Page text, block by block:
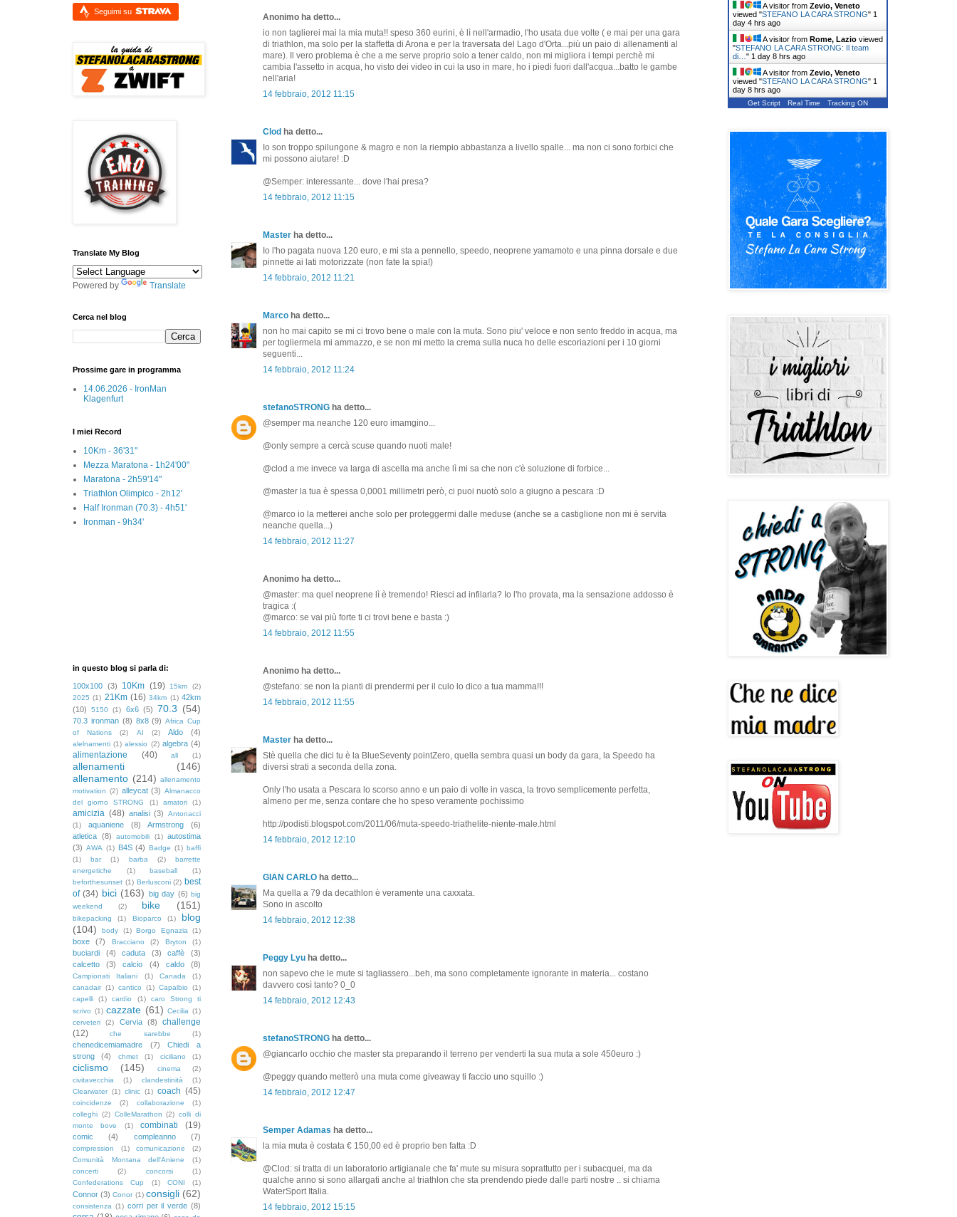
Anonimo ha detto...
io non taglierei mai la mia muta!! speso 360 eurini, è lì nell'armadio, l'ho usata due volte ( e mai per una gara
di triathlon, ma solo per la staffetta di Arona e per la traversata del Lago d'Orta...più un paio di allenamenti al
mare). Il vero problema è che a me serve proprio solo a tener caldo, non mi migliora i tempi perchè mi
cambia l'assetto in acqua, ho visto dei video in cui la uso in mare, ho i piedi fuori dall'acqua...batto le gambe
nell'aria!
14 febbraio, 2012 11:15
Clod ha detto...
Io son troppo spilungone & magro e non la riempio abbastanza a livello spalle... ma non ci sono forbici che
mi possono aiutare! :D
@Semper: interessante... dove l'hai presa?
14 febbraio, 2012 11:15
Master ha detto...
Io l'ho pagata nuova 120 euro, e mi sta a pennello, speedo, neoprene yamamoto e una pinna dorsale e due
pinnette ai lati motorizzate (non fate la spia!)
14 febbraio, 2012 11:21
Marco ha detto...
non ho mai capito se mi ci trovo bene o male con la muta. Sono piu' veloce e non sento freddo in acqua, ma
per togliermela mi ammazzo, e se non mi metto la crema sulla nuca ho delle escoriazioni per i 10 giorni
seguenti...
14 febbraio, 2012 11:24
stefanoSTRONG ha detto...
@semper ma neanche 120 euro imamgino...
@only sempre a cercà scuse quando nuoti male!
@clod a me invece va larga di ascella ma anche lì mi sa che non c'è soluzione di forbice...
@master la tua è spessa 0,0001 millimetri però, ci puoi nuotò solo a giugno a pescara :D
@marco io la metterei anche solo per proteggermi dalle meduse (anche se a castiglione non mi è servita
neanche quella...)
14 febbraio, 2012 11:27
Anonimo ha detto...
@master: ma quel neoprene lì è tremendo! Riesci ad infilarla? Io l'ho provata, ma la sensazione addosso è
tragica :(
@marco: se vai più forte ti ci trovi bene e basta :)
14 febbraio, 2012 11:55
Anonimo ha detto...
@stefano: se non la pianti di prendermi per il culo lo dico a tua mamma!!!
14 febbraio, 2012 11:55
Master ha detto...
Stè quella che dici tu è la BlueSeventy pointZero, quella sembra quasi un body da gara, la Speedo ha
diversi strati a seconda della zona.
Only l'ho usata a Pescara lo scorso anno e un paio di volte in vasca, la trovo semplicemente perfetta,
almeno per me, senza contare che ho speso veramente pochissimo
http://podisti.blogspot.com/2011/06/muta-speedo-triathelite-niente-male.html
14 febbraio, 2012 12:10
GIAN CARLO ha detto...
Ma quella a 79 da decathlon è veramente una caxxata.
Sono in ascolto
14 febbraio, 2012 12:38
Peggy Lyu ha detto...
non sapevo che le mute si tagliassero...beh, ma sono completamente ignorante in materia... costano
davvero così tanto? 0_0
14 febbraio, 2012 12:43
stefanoSTRONG ha detto...
@giancarlo occhio che master sta preparando il terreno per venderti la sua muta a sole 450euro :)
@peggy quando metterò una muta come giveaway ti faccio uno squillo :)
14 febbraio, 2012 12:47
Semper Adamas ha detto...
la mia muta è costata € 150,00 ed è proprio ben fatta :D
@Clod: si tratta di un laboratorio artigianale che fa' mute su misura soprattutto per i subacquei, ma da
qualche anno si sono allargati anche al triathlon che sta prendendo piede dalle parti nostre .. si chiama
WaterSport Italia.
14 febbraio, 2012 15:15
Seguimi su
Translate My Blog
Powered by Translate
Cerca nel blog
Prossime gare in programma
14.06.2026 - IronMan
Klagenfurt
I miei Record
10Km - 36'31"
Mezza Maratona - 1h24'00"
Maratona - 2h59'14"
Triathlon Olimpico - 2h12'
Half Ironman (70.3) - 4h51'
Ironman - 9h34'
in questo blog si parla di:
100x100 (3) 10Km (19) 15km
(2)
2025 (1) 21Km (16) 34km (1) 42km
(10)
5150 (1) 6x6 (5) 70.3 (54)
70.3 ironman (8) 8x8 (9) Africa Cup
of Nations
(2) AI (2) Aldo (4)
alelnamenti (1) alessio (2) algebra (4)
alimentazione (40) all (1)
allenamenti
(146)
allenamento (214) allenamento
motivation (2) alleycat (3) Almanacco
del giorno STRONG
(1) amatori (1)
amicizia (48) analisi (3)
Antonacci
(1)
aquaniene (8) Armstrong
(6)
atletica (8) automobili (1) autostima
(3) AWA (1) B4S (4) Badge (1) baffi
(1)
bar (1) barba (2)
barrette
energetiche
(1) baseball
(1)
beforthesunset (1) Berlusconi (2) best
of (34) bici (163) big day (6) big
weekend
(2) bike (151)
bikepacking (1) Bioparco (1)
blog
(104)
body (1) Borgo Egnazia (1)
boxe (7) Bracciano (2) Bryton (1)
buciardi (4) caduta (3) caffè
(3)
calcetto
(3) calcio (4) caldo (8)
Campionati Italiani (1) Canada
(1)
canadair (1) cantico (1) Capalbio
(1)
capelli
(1) cardio (1)
caro Strong ti
scrivo (1) cazzate (61) Cecilia (1)
cerveteri
(2) Cervia (8)
challenge
(12)
che sarebbe (1)
chenedicemiamadre (7)
Chiedi a
strong
(4) chmet (1) ciciliano (1)
ciclismo (145) cinema
(2)
civitavecchia
(1) clandestinità
(1)
Clearwater (1) clinic (1) coach (45)
coincidenze (2) collaborazione
(1)
colleghi (2) ColleMarathon (2) colli di
monte bove
(1) combinati (19)
comic (4) compleanno (7)
compression (1) comunicazione
(2)
Comunità Montana dell'Aniene
(1)
concerti
(2) concorsi
(1)
Confederations Cup
(1) CONI (1)
Connor (3) Conor (1) consigli (62)
consistenza (1) corri per il verde (8)
A visitor from Zevio, Veneto
viewed "STEFANO LA CARA STRONG" 1
day 4 hrs ago
A visitor from Rome, Lazio viewed
"STEFANO LA CARA STRONG: Il team
di… " 1 day 8 hrs ago
A visitor from Zevio, Veneto
viewed "STEFANO LA CARA STRONG" 1
day 8 hrs ago
Get Script Real Time Tracking ON